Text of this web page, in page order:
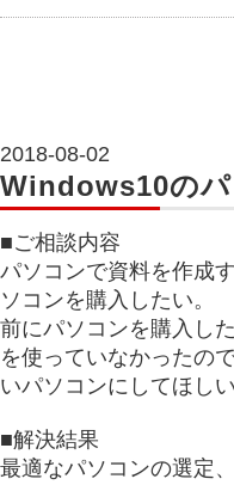
2018-08-02
Windows10の
■ご相談内容
パソコンで資料を作成
ソコンを購入したい。
前にパソコンを購入し
を使っていなかったの
いパソコンにしてほしい
■解決結果
最適なパソコンの選定